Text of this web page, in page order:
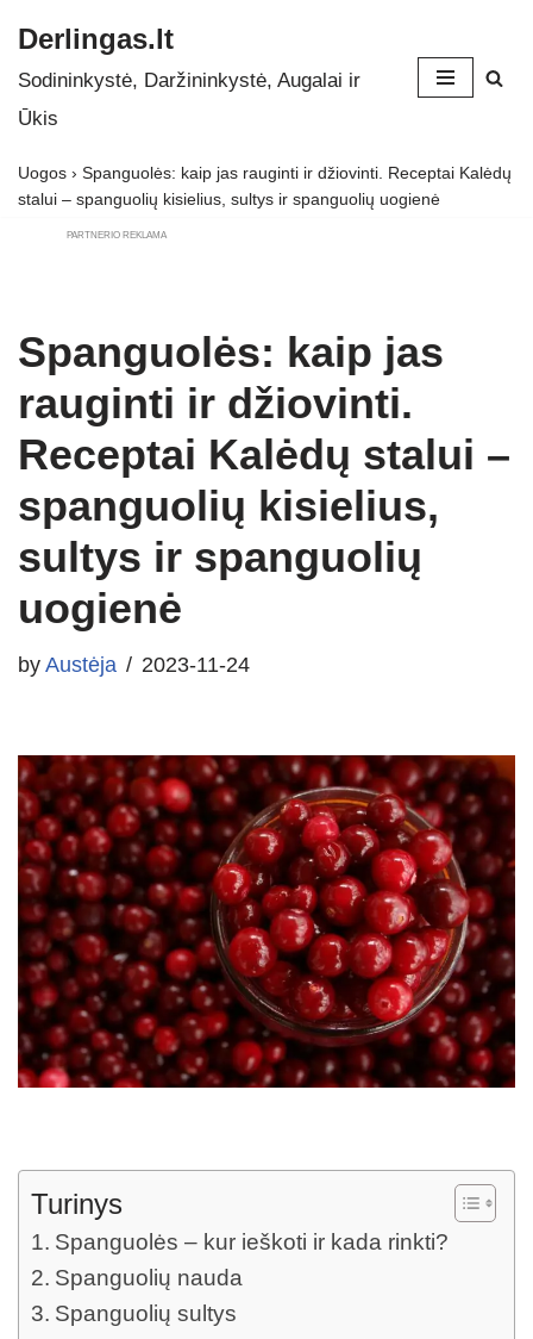
Skip
to
Derlingas.lt
Sodininkystė, Daržininkystė, Augalai ir
Ūkis
Uogos › Spanguolės: kaip jas rauginti ir džiovinti. Receptai Kalėdų
stalui – spanguolių kisielius, sultys ir spanguolių uogienė
PARTNERIO REKLAMA
Spanguolės: kaip jas
rauginti ir džiovinti.
Receptai Kalėdų stalui –
spanguolių kisielius,
sultys ir spanguolių
uogienė
by Austėja 2023-11-24
Turinys
Spanguolės – kur ieškoti ir kada rinkti?
Spanguolių nauda
Spanguolių sultys